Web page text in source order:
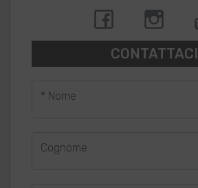
CONTATTACI
* Nome
Cognome